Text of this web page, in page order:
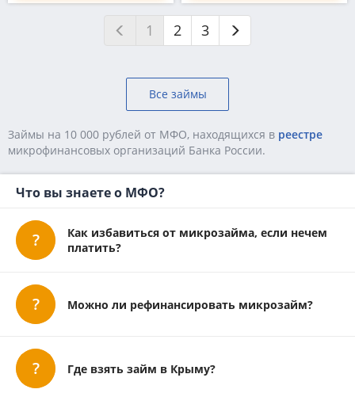
1 2 3
Все займы
Займы на 10 000 рублей от МФО, находящихся в реестре
микpoфинaнcoвыx opгaнизaций Бaнкa Poccии.
Что вы знаете о МФО?
Как избавиться от микрозайма, если нечем
платить?
Можно ли рефинансировать микрозайм?
Где взять займ в Крыму?